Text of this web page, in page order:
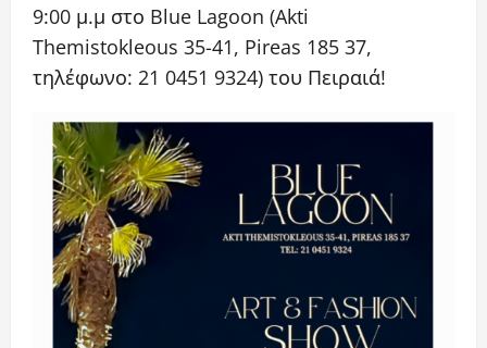
9:00 μ.μ στο Blue Lagoon (Akti
Themistokleous 35-41, Pireas 185 37,
τηλέφωνο: 21 0451 9324) του Πειραιά!